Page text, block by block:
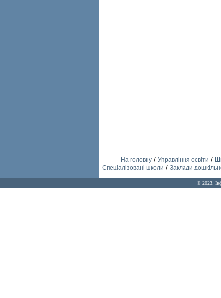
На головну/ Управління освіти /
Спеціалізовані школи / Заклади
© 2023.